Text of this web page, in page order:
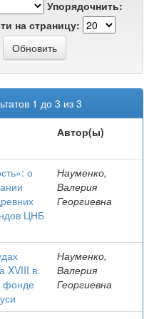
Упорядочнить:
на страницу:
1 до 3 из 3
Автор(ы)
о
ЦНБ
Науменко,
Валерия
Георгиевна
XVIII в.
фонде
Науменко,
Валерия
Георгиевна